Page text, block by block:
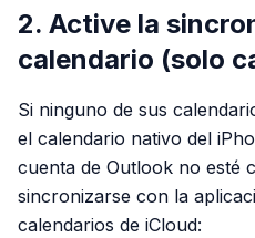
2. Active la
calendario (solo
Si ninguno de sus
el calendario nativo del
cuenta de Outlook no esté
sincronizarse con la
calendarios de iCloud: